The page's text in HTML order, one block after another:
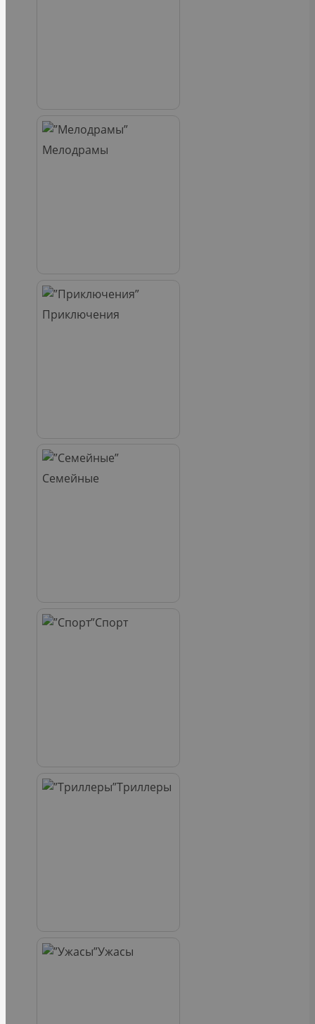
Мелодрамы
Приключения
Семейные
Спорт
Триллеры
Ужасы